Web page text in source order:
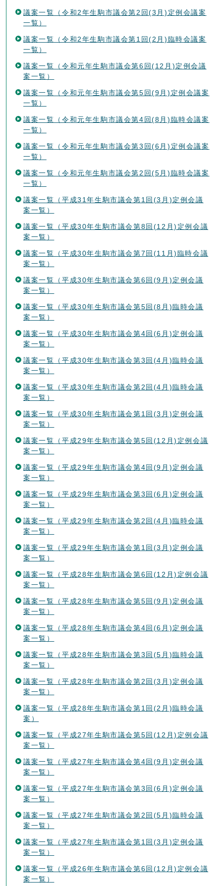
議案一覧（令和2年生駒市議会第2回(3月)定例会議案
一覧）
議案一覧（令和2年生駒市議会第1回(2月)臨時会議案
一覧）
議案一覧（令和元年生駒市議会第6回(12月)定例会議
案一覧）
議案一覧（令和元年生駒市議会第5回(9月)定例会議案
一覧）
議案一覧（令和元年生駒市議会第4回(8月)臨時会議案
一覧）
議案一覧（令和元年生駒市議会第3回(6月)定例会議案
一覧）
議案一覧（令和元年生駒市議会第2回(5月)臨時会議案
一覧）
議案一覧（平成31年生駒市議会第1回(3月)定例会議
案一覧）
議案一覧（平成30年生駒市議会第8回(12月)定例会議
案一覧）
議案一覧（平成30年生駒市議会第7回(11月)臨時会議
案一覧）
議案一覧（平成30年生駒市議会第6回(9月)定例会議
案一覧）
議案一覧（平成30年生駒市議会第5回(8月)臨時会議
案一覧）
議案一覧（平成30年生駒市議会第4回(6月)定例会議
案一覧）
議案一覧（平成30年生駒市議会第3回(4月)臨時会議
案一覧）
議案一覧（平成30年生駒市議会第2回(4月)臨時会議
案一覧）
議案一覧（平成30年生駒市議会第1回(3月)定例会議
案一覧）
議案一覧（平成29年生駒市議会第5回(12月)定例会議
案一覧）
議案一覧（平成29年生駒市議会第4回(9月)定例会議
案一覧）
議案一覧（平成29年生駒市議会第3回(6月)定例会議
案一覧）
議案一覧（平成29年生駒市議会第2回(4月)臨時会議
案一覧）
議案一覧（平成29年生駒市議会第1回(3月)定例会議
案一覧）
議案一覧（平成28年生駒市議会第6回(12月)定例会議
案一覧）
議案一覧（平成28年生駒市議会第5回(9月)定例会議
案一覧）
議案一覧（平成28年生駒市議会第4回(6月)定例会議
案一覧）
議案一覧（平成28年生駒市議会第3回(5月)臨時会議
案一覧）
議案一覧（平成28年生駒市議会第2回(3月)定例会議
案一覧）
議案一覧（平成28年生駒市議会第1回(2月)臨時会議
案）
議案一覧（平成27年生駒市議会第5回(12月)定例会議
案一覧）
議案一覧（平成27年生駒市議会第4回(9月)定例会議
案一覧）
議案一覧（平成27年生駒市議会第3回(6月)定例会議
案一覧）
議案一覧（平成27年生駒市議会第2回(5月)臨時会議
案一覧）
議案一覧（平成27年生駒市議会第1回(3月)定例会議
案一覧）
議案一覧（平成26年生駒市議会第6回(12月)定例会議
案一覧）